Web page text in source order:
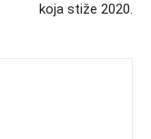
koja stiže 2020.